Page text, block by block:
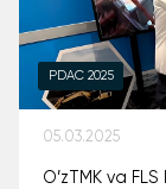
PDAC 2025
05.03.2025
O’zTMK va